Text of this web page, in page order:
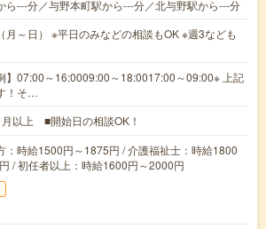
ら---分／与野本町駅から---分／北与野駅から---分
月～日） ※平日のみなどの相談もOK ※週3なども
】07:00～16:0009:00～18:0017:00～09:00※ 上記
！そ…
以上 ■開始日の相談OK！
：時給1500円～1875円 / 介護福祉士：時給1800
/ 初任者以上：時給1600円～2000円